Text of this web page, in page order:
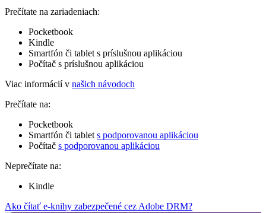
Prečítate na zariadeniach:
Pocketbook
Kindle
Smartfón či tablet s príslušnou aplikáciou
Počítač s príslušnou aplikáciou
Viac informácií v našich návodoch
Prečítate na:
Pocketbook
Smartfón či tablet s podporovanou aplikáciou
Počítač s podporovanou aplikáciou
Neprečítate na:
Kindle
Ako čítať e-knihy zabezpečené cez Adobe DRM?